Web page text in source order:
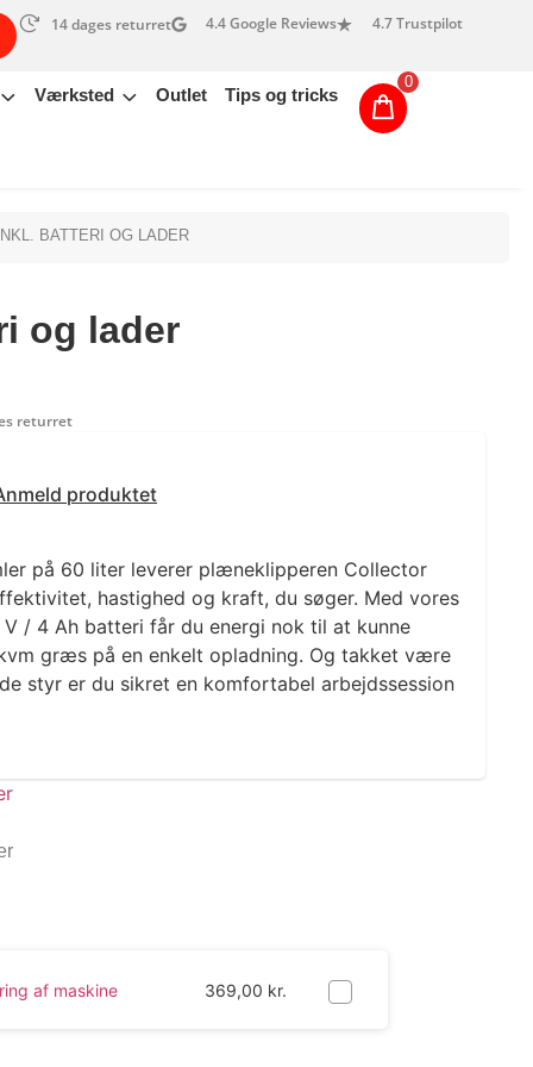
14 dages returret 4.4 Google Reviews 4.7 Trustpilot
Værksted Outlet Tips og tricks
0
BATTERI OG LADER
og lader
returret
produktet
på 60 liter leverer plæneklipperen Collector
hastighed og kraft, du søger. Med vores
/ 4 Ah batteri får du energi nok til at kunne
græs på en enkelt opladning. Og takket være
styr er du sikret en komfortabel arbejdssession
af maskine 369,00 kr.